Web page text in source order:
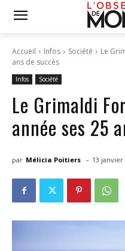
Accueil Infos Société
Le
ans de succès
Infos Société
Le Grimaldi
année ses 25
par Mélicia Poitiers - 13 janvier